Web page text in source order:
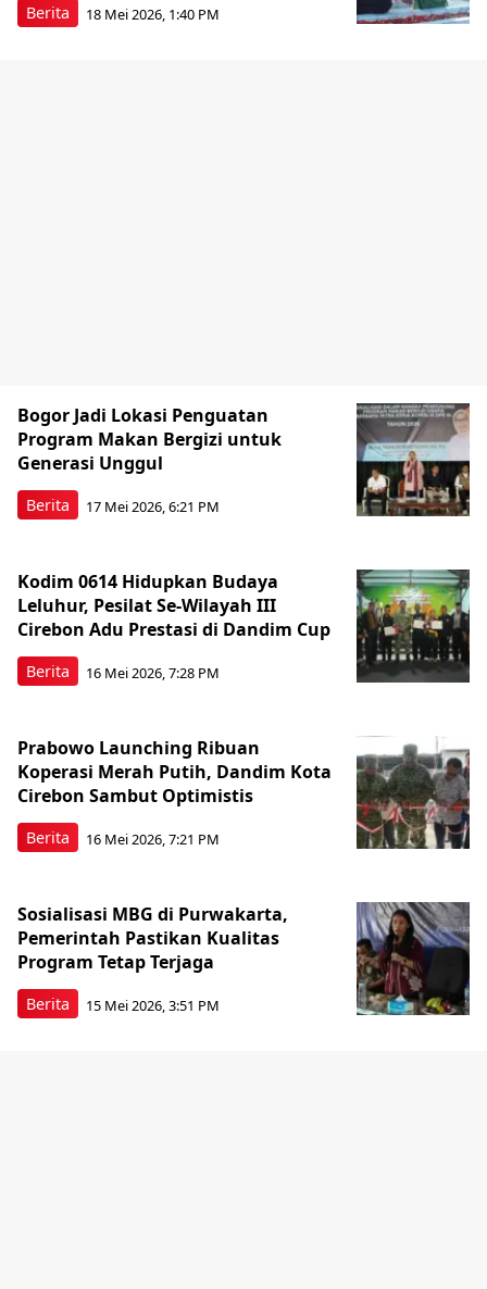
Berita 18 Mei 2026, 1:40 PM
Berita
Bogor Jadi Lokasi Penguatan
Program Makan Bergizi untuk
Generasi Unggul
17 Mei 2026, 6:21 PM
Berita
Kodim 0614 Hidupkan Budaya
Leluhur, Pesilat Se-Wilayah III
Cirebon Adu Prestasi di Dandim Cup
16 Mei 2026, 7:28 PM
Berita
Prabowo Launching Ribuan
Koperasi Merah Putih, Dandim Kota
Cirebon Sambut Optimistis
16 Mei 2026, 7:21 PM
Berita
Sosialisasi MBG di Purwakarta,
Pemerintah Pastikan Kualitas
Program Tetap Terjaga
15 Mei 2026, 3:51 PM